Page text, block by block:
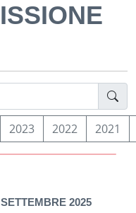
2023 2022 2021
2025